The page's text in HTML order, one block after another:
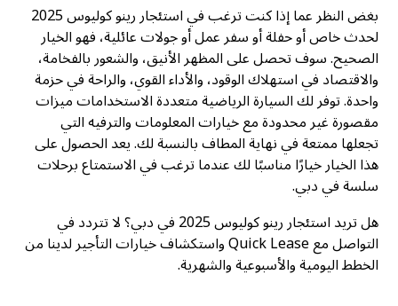
بغض النظر عما إذا كنت ترغب في استئجار رينو كوليوس 2025
لحدث خاص أو حفلة أو سفر عمل أو جولات عائلية، فهو الخيار
الصحيح. سوف تحصل على المظهر الأنيق، والشعور بالفخامة،
والاقتصاد في استهلاك الوقود، والأداء القوي، والراحة في حزمة
واحدة. توفر لك السيارة الرياضية متعددة الاستخدامات ميزات
مقصورة غير محدودة مع خيارات المعلومات والترفيه التي
تجعلها ممتعة في نهاية المطاف بالنسبة لك. يعد الحصول على
هذا الخيار خيارًا مناسبًا لك عندما ترغب في الاستمتاع برحلات
سلسة في دبي.
هل تريد استئجار رينو كوليوس 2025 في دبي؟ لا تتردد في
التواصل مع Quick Lease واستكشاف خيارات التأجير لدينا من
الخطط اليومية والأسبوعية والشهرية.